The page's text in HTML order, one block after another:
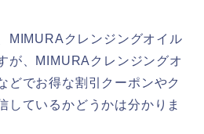
MIMURAクレンジングオイル
が、MIMURAクレンジングオ
どでお得な割引クーポンやク
しているかどうかは分かりま